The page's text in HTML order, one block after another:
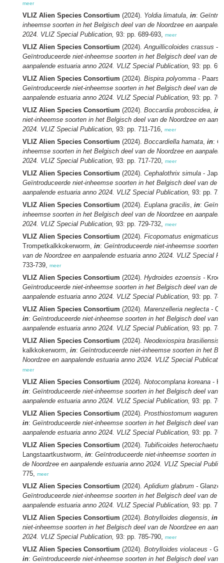
meer
VLIZ Alien Species Consortium (2024). Yoldia limatula, in:
inheemse soorten in het Belgisch deel van de Noordzee en
2024. VLIZ Special Publication, 93: pp. 689-693, meer
VLIZ Alien Species Consortium (2024).Anguillicoloides crassus -
Geïntroduceerde niet-inheemse soorten in het Belgisch deel van de
aanpalende estuaria anno 2024. VLIZ Special Publication, 93: pp.
VLIZ Alien Species Consortium (2024). Bispira polyomma -
Geïntroduceerde niet-inheemse soorten in het Belgisch deel van de
aanpalende estuaria anno 2024. VLIZ Special Publication, 93: pp.
VLIZ Alien Species Consortium (2024). Boccardia proboscidea, in
niet-inheemse soorten in het Belgisch deel van de Noordzee en
2024. VLIZ Special Publication, 93: pp. 711-716, meer
VLIZ Alien Species Consortium (2024). Boccardiella hamata, in:
inheemse soorten in het Belgisch deel van de Noordzee en
2024. VLIZ Special Publication, 93: pp. 717-720, meer
VLIZ Alien Species Consortium (2024). Cephalothrix simula -
Geïntroduceerde niet-inheemse soorten in het Belgisch deel van de
aanpalende estuaria anno 2024. VLIZ Special Publication, 93: pp.
VLIZ Alien Species Consortium (2024). Euplana gracilis, in:
inheemse soorten in het Belgisch deel van de Noordzee en
2024. VLIZ Special Publication, 93: pp. 729-732, meer
VLIZ Alien Species Consortium (2024). Ficopomatus enigmaticus -
Trompetkalkkokerworm, in: Geïntroduceerde niet-inheemse soorten
van de Noordzee en aanpalende estuaria anno 2024. VLIZ Special
733-739, meer
VLIZ Alien Species Consortium (2024). Hydroides ezoensis -
Geïntroduceerde niet-inheemse soorten in het Belgisch deel van de
aanpalende estuaria anno 2024. VLIZ Special Publication, 93: pp.
VLIZ Alien Species Consortium (2024). Marenzelleria neglecta -
in: Geïntroduceerde niet-inheemse soorten in het Belgisch deel van
aanpalende estuaria anno 2024. VLIZ Special Publication, 93: pp.
VLIZ Alien Species Consortium (2024). Neodexiospira brasiliensis
kalkkokerworm, in: Geïntroduceerde niet-inheemse soorten in het
Noordzee en aanpalende estuaria anno 2024. VLIZ Special
meer
VLIZ Alien Species Consortium (2024). Notocomplana koreana -
in: Geïntroduceerde niet-inheemse soorten in het Belgisch deel van
aanpalende estuaria anno 2024. VLIZ Special Publication, 93: pp.
VLIZ Alien Species Consortium (2024). Prosthiostomum
in: Geïntroduceerde niet-inheemse soorten in het Belgisch deel van
aanpalende estuaria anno 2024. VLIZ Special Publication, 93: pp.
VLIZ Alien Species Consortium (2024). Tubificoides heterochaetus
Langstaartkustworm, in: Geïntroduceerde niet-inheemse soorten in
de Noordzee en aanpalende estuaria anno 2024. VLIZ Special
775, meer
VLIZ Alien Species Consortium (2024).Aplidium glabrum -
Geïntroduceerde niet-inheemse soorten in het Belgisch deel van de
aanpalende estuaria anno 2024. VLIZ Special Publication, 93: pp.
VLIZ Alien Species Consortium (2024). Botrylloides diegensis, in
niet-inheemse soorten in het Belgisch deel van de Noordzee en
2024. VLIZ Special Publication, 93: pp. 785-790, meer
VLIZ Alien Species Consortium (2024). Botrylloides violaceus -
in: Geïntroduceerde niet-inheemse soorten in het Belgisch deel van